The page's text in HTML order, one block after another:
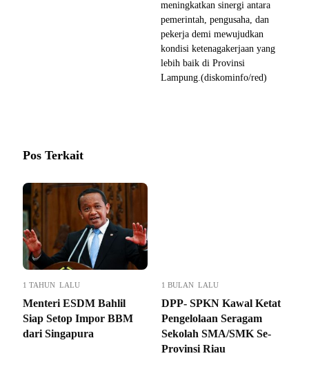
meningkatkan sinergi antara
pemerintah, pengusaha, dan
pekerja demi mewujudkan
kondisi ketenagakerjaan yang
lebih baik di Provinsi
Lampung.(diskominfo/red)
Pos Terkait
1 TAHUN LALU
Menteri ESDM Bahlil
Siap Setop Impor BBM
dari Singapura
1 BULAN LALU
DPP- SPKN Kawal Ketat
Pengelolaan Seragam
Sekolah SMA/SMK Se-
Provinsi Riau